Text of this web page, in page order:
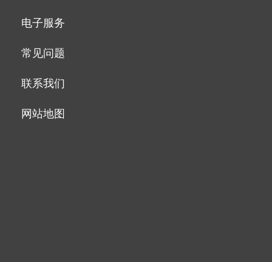
电子服务
常见问题
联系我们
网站地图